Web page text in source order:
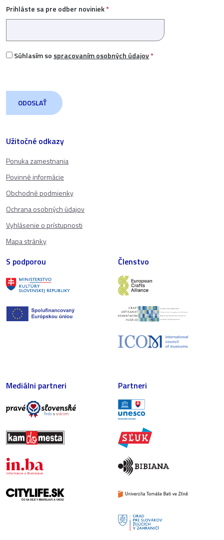
Užitočné odkazy
Ponuka zamestnania
Povinné informácie
Obchodné podmienky
Ochrana osobných údajov
Vyhlásenie o prístupnosti
Mapa stránky
Prihláste sa pre odber noviniek*
Súhlasím so spracovaním osobných údajov*
S podporou Členstvo
Mediálni partneri Partneri